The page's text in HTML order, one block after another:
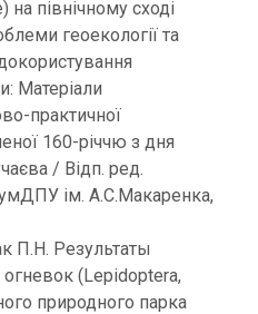
північному сході
геоекології та
Матеріали
практичної
160-річчю з дня
/ Відп. ред.
ім. А.С.Макаренка,
П.Н. Результаты
(Lepidoptera,
природного парка